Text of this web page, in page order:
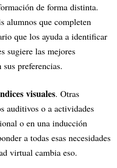
de forma distinta.
alumnos que completen
que los ayuda a identificar
sugiere las mejores
preferencias.
visuales. Otras
auditivos o a actividades
o en una inducción
a todas esas necesidades
virtual cambia eso.